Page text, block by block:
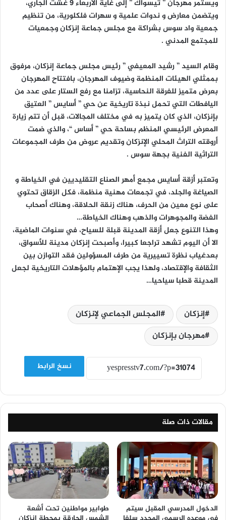
ويستمر مهرجان ” تيسواك ” إلى غاية الأربعاء 9 غشت الجاري،
ويتضمن معارض و ندوات علمية و سهرات فلكلورية، من تنظيم
جمعية واد سوس بشراكة مع مجلس جماعة إنزكان وجمعيات
للمجتمع المدني .
وقام السيد ” رشيد المعيفي ” رئيس مجلس جماعة إنزكان، مرفوق
بممثلي الهيئات المنظمة وضيوف المهرجان، بافتتاح المهرجان
بعرض متميز للفرقة النحاسية، تزامنا مع رفع الستار على عدد من
اليافطات التي تحمل نبذة تاريخية عن حي ” أسايس ” العتيق
بإنزكان، الذي كان يتميز به في مختلف المجالات، قبل أن تتم زيارة
المعرض الرئيسي المنظم بساحة حي ” أساس “، والذي ضمت
أروقته التراث المحلي الإنزكان وتقديم عروض من طرف المجموعات
التراثية الفنية بجهة سوس .
وتعتبر أزقة أسايس مجمع أمهر الصناع التقليديين في الخياطة و
الصياغة والجلد، في تجمعات مهنية منظمة، فكل الزقاق تحتوي
على نوع معين من الحرف، هناك زنقة الحلاقة، وهناك أصحاب
الفضة والمجوهرات والذهب وهناك الخياطة…
وهذا التنوع جعل أزقة المدينة قبلة للسياح، في سنوات الماضية،
الا أن اليوم تشهد تراجعا كبيرا، وأصبحت إنزكان مدينة للأسواق،
بعدغياب نظرة تسييرية من طرف المسؤولين فقد التوازن بين
الثقافة والإقتصاد، ولهذا يجب الإهتمام بالمؤهلات التاريخية لجعل
المدينة قطبا سياحيا…
إنزكان
المجلس الجماعي لإنزكان
مهرجان بإنزكان
نسخ الرابط
مقالات ذات صلة
الدخول المدرسي المقبل سیتم
طوابير مواطنين تحت أشعة